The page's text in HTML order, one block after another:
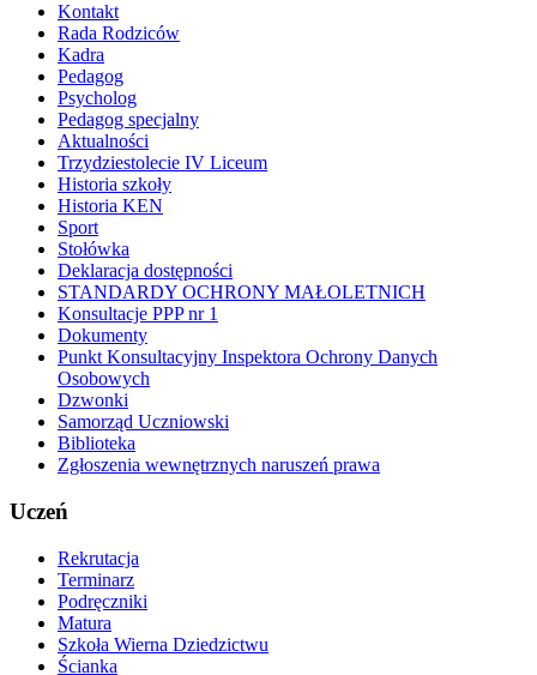
Kontakt
Rada Rodziców
Kadra
Pedagog
Psycholog
Pedagog specjalny
Aktualności
Trzydziestolecie IV Liceum
Historia szkoły
Historia KEN
Sport
Stołówka
Deklaracja dostępności
STANDARDY OCHRONY MAŁOLETNICH
Konsultacje PPP nr 1
Dokumenty
Punkt Konsultacyjny Inspektora Ochrony Danych
Osobowych
Dzwonki
Samorząd Uczniowski
Biblioteka
Zgłoszenia wewnętrznych naruszeń prawa
Uczeń
Rekrutacja
Terminarz
Podręczniki
Matura
Szkoła Wierna Dziedzictwu
Ścianka